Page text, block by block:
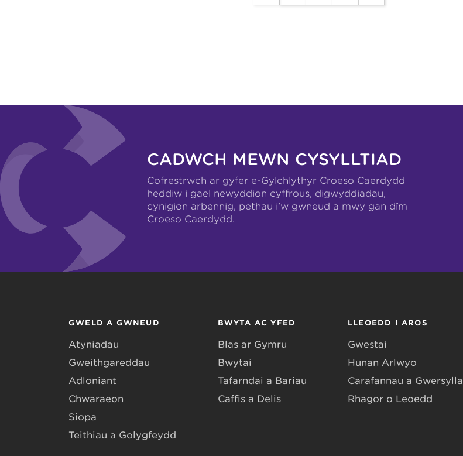
CADWCH MEWN CYSYLLTIAD
Cofrestrwch ar gyfer e-Gylchlythyr Croeso Caerdydd
heddiw i gael newyddion cyffrous, digwyddiadau,
cynigion arbennig, pethau i’w gwneud a mwy gan dîm
Croeso Caerdydd.
GWELD A GWNEUD
Atyniadau
Gweithgareddau
Adloniant
Chwaraeon
Siopa
Teithiau a Golygfeydd
BWYTA AC YFED
Blas ar Gymru
Bwytai
Tafarndai a Bariau
Caffis a Delis
LLEOEDD I AROS
Gwestai
Hunan Arlwyo
Carafannau a Gwersylla
Rhagor o Leoedd